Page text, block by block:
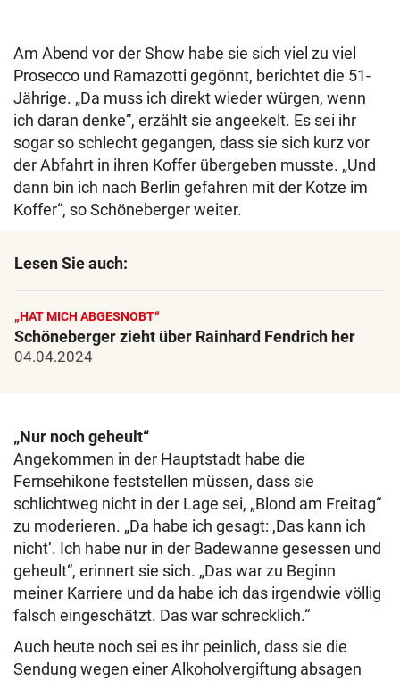
Am Abend vor der Show habe sie sich viel zu viel
Prosecco und Ramazotti gegönnt, berichtet die 51-
Jährige. „Da muss ich direkt wieder würgen, wenn
ich daran denke“, erzählt sie angeekelt. Es sei ihr
sogar so schlecht gegangen, dass sie sich kurz vor
der Abfahrt in ihren Koffer übergeben musste. „Und
dann bin ich nach Berlin gefahren mit der Kotze im
Koffer“, so Schöneberger weiter.
Lesen Sie auch:
„HAT MICH ABGESNOBT“
Schöneberger zieht über Rainhard Fendrich her
04.04.2024
„Nur noch geheult“
Angekommen in der Hauptstadt habe die
Fernsehikone feststellen müssen, dass sie
schlichtweg nicht in der Lage sei, „Blond am Freitag“
zu moderieren. „Da habe ich gesagt: ,Das kann ich
nicht‘. Ich habe nur in der Badewanne gesessen und
geheult“, erinnert sie sich. „Das war zu Beginn
meiner Karriere und da habe ich das irgendwie völlig
falsch eingeschätzt. Das war schrecklich.“
Auch heute noch sei es ihr peinlich, dass sie die
Sendung wegen einer Alkoholvergiftung absagen